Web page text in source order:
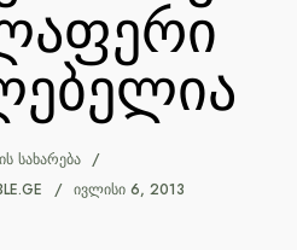
ᲡᲐᲮᲐᲠᲔᲑᲐ
ᲘᲕᲚᲘᲡᲘ 6, 2013